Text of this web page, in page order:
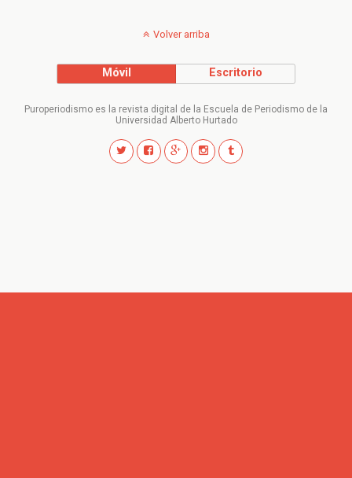
Volver arriba
Móvil Escritorio
Puroperiodismo es la revista digital de la Escuela de Periodismo de la
Universidad Alberto Hurtado